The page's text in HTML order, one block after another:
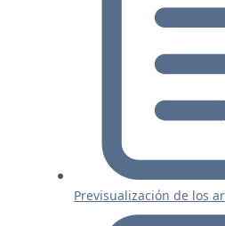
Previsualización de los